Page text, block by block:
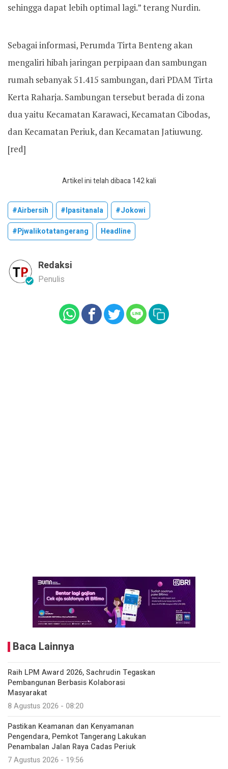
sehingga dapat lebih optimal lagi.” terang Nurdin.
Sebagai informasi, Perumda Tirta Benteng akan
mengaliri hibah jaringan perpipaan dan sambungan
rumah sebanyak 51.415 sambungan, dari PDAM Tirta
Kerta Raharja. Sambungan tersebut berada di zona
dua yaitu Kecamatan Karawaci, Kecamatan Cibodas,
dan Kecamatan Periuk, dan Kecamatan Jatiuwung.
[red]
Artikel ini telah dibaca 142 kali
#airbersih #ipasitanala
#jokowi
#pjwalikotatangerang
Headline
Redaksi
Penulis
Baca Lainnya
Raih LPM Award 2026, Sachrudin Tegaskan
Pembangunan Berbasis Kolaborasi
Masyarakat
8 Agustus 2026 - 08:20
Pastikan Keamanan dan Kenyamanan
Pengendara, Pemkot Tangerang Lakukan
Penambalan Jalan Raya Cadas Periuk
7 Agustus 2026 - 19:56